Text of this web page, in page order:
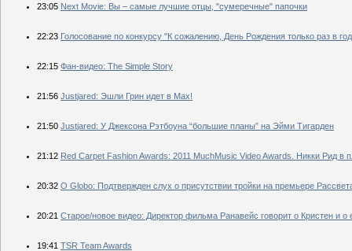
23:05 Next Movie: Вы – самые лучшие отцы, "сумеречные" папочки
22:23 Голосование по конкурсу "К сожалению, День Рождения только раз в
22:15 Фан-видео: The Simple Story
21:56 Justjared: Эшли Грин идет в Max!
21:50 Justjared: У Джексона Рэтбоуна “большие планы” на Эйми Тигарден
21:12 Red Carpet Fashion Awards: 2011 MuchMusic Video Awards. Никки Рид в
20:32 O Globo: Подтвержден слух о присутствии тройки на премьере
20:21 Старое/новое видео: Директор фильма Ранавейс говорит о Кристен и
19:41 TSR Team Awards